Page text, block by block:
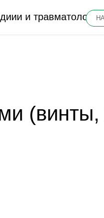
и травматологии